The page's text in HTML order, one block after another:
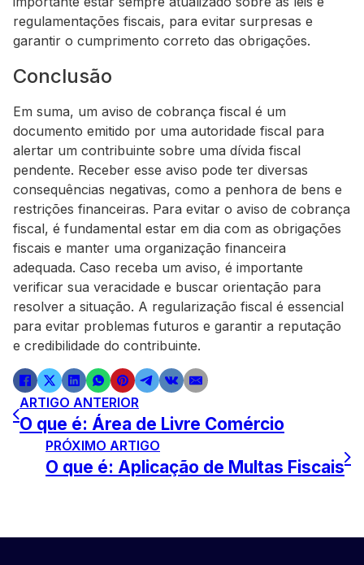
regulamentações fiscais, para evitar surpresas e
garantir o cumprimento correto das obrigações.
Conclusão
Em suma, um aviso de cobrança fiscal é um
documento emitido por uma autoridade fiscal para
alertar um contribuinte sobre uma dívida fiscal
pendente. Receber esse aviso pode ter diversas
consequências negativas, como a penhora de bens e
restrições financeiras. Para evitar o aviso de cobrança
fiscal, é fundamental estar em dia com as obrigações
fiscais e manter uma organização financeira
adequada. Caso receba um aviso, é importante
verificar sua veracidade e buscar orientação para
resolver a situação. A regularização fiscal é essencial
para evitar problemas futuros e garantir a reputação
e credibilidade do contribuinte.
ARTIGO ANTERIOR
O que é: Área de Livre Comércio
PRÓXIMO ARTIGO
O que é: Aplicação de Multas Fiscais